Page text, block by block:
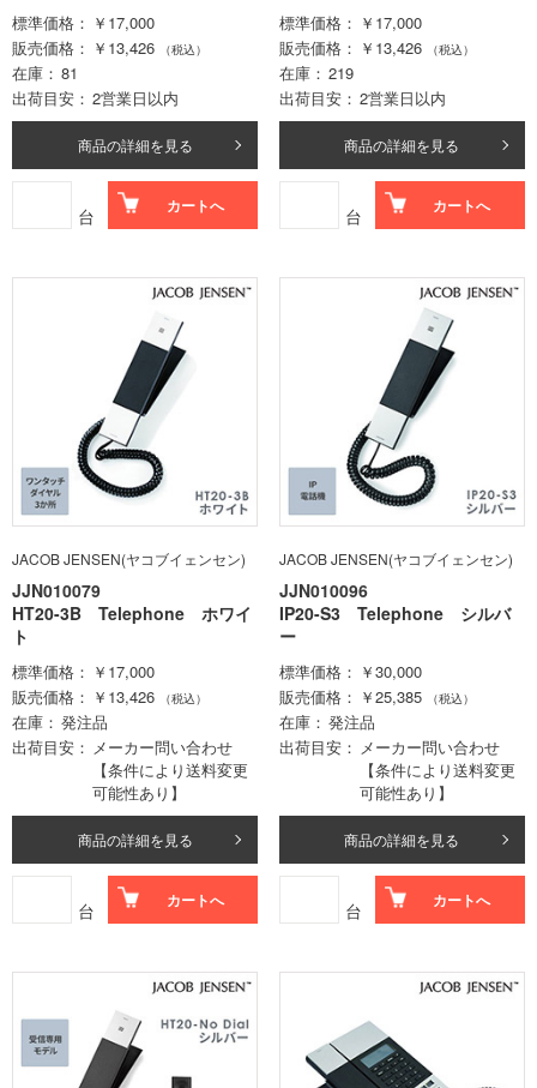
標準価格
￥17,000
販売価格
￥13,426 （税込）
在庫
81
出荷目安
2営業日以内
商品の詳細を見る
台 カートへ
標準価格
￥17,000
販売価格
￥13,426 （税込）
在庫
219
出荷目安
2営業日以内
商品の詳細を見る
台 カートへ
JACOB JENSEN(ヤコブイェンセン)
JJN010079
HT20-3B Telephone ホワイ
ト
標準価格
￥17,000
販売価格
￥13,426 （税込）
在庫
発注品
出荷目安
メーカー問い合わせ
【条件により送料変更
可能性あり】
商品の詳細を見る
台 カートへ
JACOB JENSEN(ヤコブイェンセン)
JJN010096
IP20-S3 Telephone シルバ
ー
標準価格
￥30,000
販売価格
￥25,385 （税込）
在庫
発注品
出荷目安
メーカー問い合わせ
【条件により送料変更
可能性あり】
商品の詳細を見る
台 カートへ